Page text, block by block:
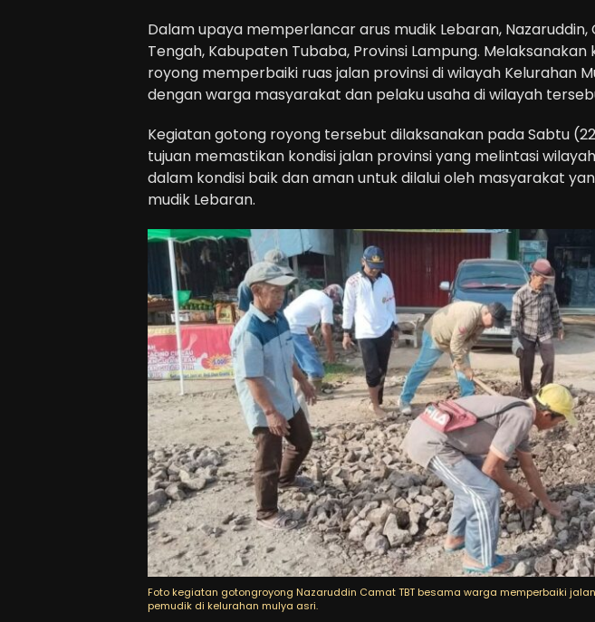
Dalam upaya memperlancar arus mudik Lebaran, Nazaruddin,
Tengah, Kabupaten Tubaba, Provinsi Lampung.
royong memperbaiki ruas jalan provinsi di wilayah Kelurahan
dengan warga masyarakat dan pelaku usaha di wilayah
Kegiatan gotong royong tersebut dilaksanakan pada Sabtu
tujuan memastikan kondisi jalan provinsi yang melintasi
dalam kondisi baik dan aman untuk dilalui oleh masyarakat
mudik Lebaran.
Foto kegiatan gotongroyong Nazaruddin Camat TBT besama warga memperbaiki
pemudik di kelurahan mulya asri.